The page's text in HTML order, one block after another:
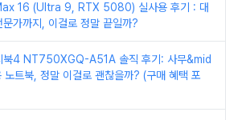
16 (Ultra 9, RTX 5080) 실사용 후기 : 대
문가까지, 이걸로 정말 끝일까?
북4 NT750XGQ-A51A 솔직 후기: 사무&mid
트북, 정말 이걸로 괜찮을까? (구매 혜택 포